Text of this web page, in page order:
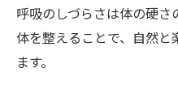
呼吸のしづらさは体の硬さ
体を整えることで、自然
ます。